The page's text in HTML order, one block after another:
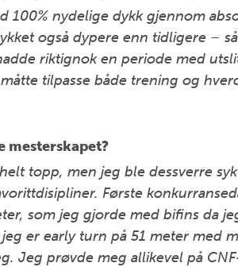
100% nydelige dykk gjennom
også dypere enn tidligere –
riktignok en periode med
tilpasse både trening og
mesterskapet?
topp, men jeg ble dessverre
Første
som jeg gjorde med bifins da
er early turn på 51 meter med
Jeg prøvde meg allikevel på